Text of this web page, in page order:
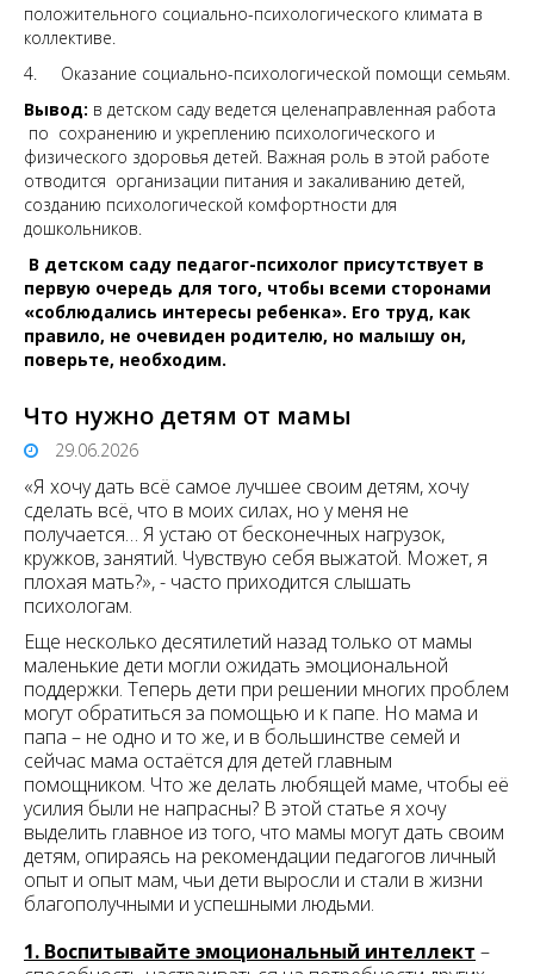
положительного социально-психологического климата в
коллективе.
4. Оказание социально-психологической помощи семьям.
Вывод: в детском саду ведется целенаправленная работа
по сохранению и укреплению психологического и
физического здоровья детей. Важная роль в этой работе
отводится организации питания и закаливанию детей,
созданию психологической комфортности для
дошкольников.
В детском саду педагог-психолог присутствует в
первую очередь для того, чтобы всеми сторонами
«соблюдались интересы ребенка». Его труд, как
правило, не очевиден родителю, но малышу он,
поверьте, необходим.
Что нужно детям от мамы
29.06.2026
«Я хочу дать всё самое лучшее своим детям, хочу
сделать всё, что в моих силах, но у меня не
получается… Я устаю от бесконечных нагрузок,
кружков, занятий. Чувствую себя выжатой. Может, я
плохая мать?», - часто приходится слышать
психологам.
Еще несколько десятилетий назад только от мамы
маленькие дети могли ожидать эмоциональной
поддержки. Теперь дети при решении многих проблем
могут обратиться за помощью и к папе. Но мама и
папа – не одно и то же, и в большинстве семей и
сейчас мама остаётся для детей главным
помощником. Что же делать любящей маме, чтобы её
усилия были не напрасны? В этой статье я хочу
выделить главное из того, что мамы могут дать своим
детям, опираясь на рекомендации педагогов личный
опыт и опыт мам, чьи дети выросли и стали в жизни
благополучными и успешными людьми.
1. Воспитывайте эмоциональный интеллект –